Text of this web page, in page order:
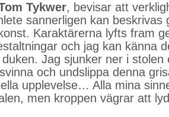
Tykwer, bevisar att
sannerligen kan beskrivas
Karaktärerna lyfts fram
och jag kan känna
Jag sjunker ner i stolen
och undslippa denna
upplevelse… Alla mina
men kroppen vägrar att